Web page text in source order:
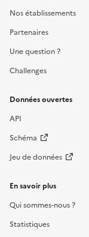
Nos établissements
Partenaires
Une question ?
Challenges
Données ouvertes
API
Schéma
Jeu de données
En savoir plus
Qui sommes-nous ?
Statistiques